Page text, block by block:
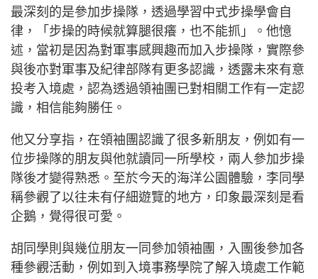
最深刻的是參加步操隊，透過學習中式步操學會自
律，「步操的時候就算腿很癢，也不能抓」。他憶
述，當初是因為對軍事感興趣而加入步操隊，實際參
與後亦對軍事及紀律部隊有更多認識，透露未來有意
投考入境處，認為透過領袖團已對相關工作有一定認
識，相信能夠勝任。
他又分享指，在領袖團認識了很多新朋友，例如有一
位步操隊的朋友與他就讀同一所學校，兩人參加步操
隊後才變得熟悉。至於今天的海洋公園體驗，李同學
稱參觀了以往未有仔細遊覽的地方，印象最深刻是看
企鵝，覺得很可愛。
胡同學則與幾位朋友一同參加領袖團，入團後參加各
種參觀活動，例如到入境事務學院了解入境處工作範